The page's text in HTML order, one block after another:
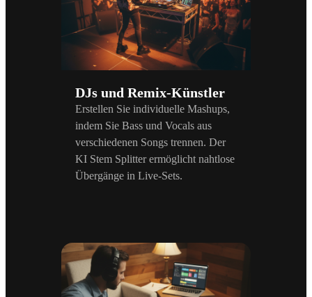
DJs und Remix-Künstler
Erstellen Sie individuelle Mashups,
indem Sie Bass und Vocals aus
verschiedenen Songs trennen. Der
KI Stem Splitter ermöglicht nahtlose
Übergänge in Live-Sets.